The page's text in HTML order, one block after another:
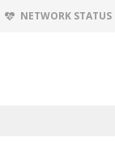
NETWORK STATUS